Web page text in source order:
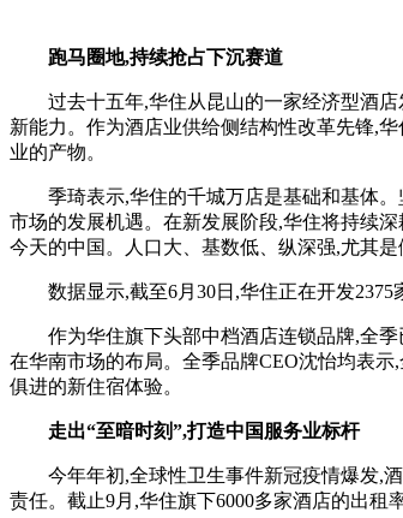
跑马圈地,持续抢占下沉赛道
过去十五年,华住从昆山的一家经济型酒店
新能力。作为酒店业供给侧结构性改革先锋,
业的产物。
季琦表示,华住的千城万店是基础和基体。
市场的发展机遇。在新发展阶段,华住将持续
今天的中国。人口大、基数低、纵深强,尤其
数据显示,截至6月30日,华住正在开发2375
作为华住旗下头部中档酒店连锁品牌,全季
在华南市场的布局。全季品牌CEO沈怡均表
俱进的新住宿体验。
走出“至暗时刻”,打造中国服务业标杆
今年年初,全球性卫生事件新冠疫情爆发,酒
责任。截止9月,华住旗下6000多家酒店的出租